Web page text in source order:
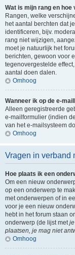
Wat is mijn rang en
Rangen, welke
het aantal berchten dat
identificeren, bijv.
rang niet wijzigen,
moet je natuurlijk het
berichten, gewoon voor
tegenovergestelde
aantal doen dalen.
Omhoog
Wanneer ik op de e-
Alleen geregistreerde
e-mailformulier (indien
van het e-mailsysteem
Omhoog
Vragen in verband
Hoe plaats ik een
Om een nieuw
op een onderwerp te
met onderwerpen of in
voor je een nieuw
hebt in het forum staan
onderwerp (de lijst met
plaatsen, je mag niet
Omhoog